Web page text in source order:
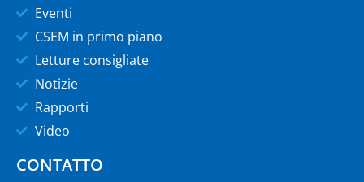
Eventi
CSEM in primo piano
Letture consigliate
Notizie
Rapporti
Video
CONTATTO